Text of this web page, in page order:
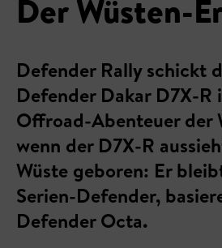
Der Wüsten-
Defender Rally schickt
Defender Dakar D7X-R
Offroad-Abenteuer der
wenn der D7X-R
Wüste geboren: Er
Serien-Defender,
Defender Octa.